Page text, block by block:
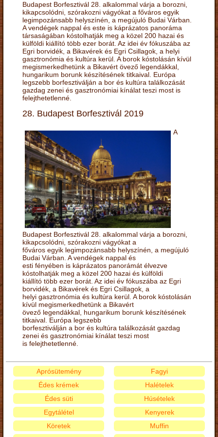
Budapest Borfesztivál 28. alkalommal várja a borozni,
kikapcsolódni, szórakozni vágyókat a főváros egyik
legimpozánsabb helyszínén, a megújuló Budai Várban.
A vendégek nappal és este is káprázatos panoráma
társaságában kóstolhatják meg a közel 200 hazai és
külföldi kiállító több ezer borát. Az idei év fókuszába az
Egri borvidék, a Bikavérek és Egri Csillagok, a helyi
gasztronómia és kultúra kerül. A borok kóstolásán kívül
megismerkedhetünk a Bikavért övező legendákkal,
hungarikum borunk készítésének titkaival. Európa
legszebb borfesztiválján a bor és kultúra találkozását
gazdag zenei és gasztronómiai kínálat teszi most is
felejthetetlenné.
28. Budapest Borfesztivál 2019
A
Budapest Borfesztivál 28. alkalommal várja a borozni,
kikapcsolódni, szórakozni vágyókat a
főváros egyik legimpozánsabb helyszínén, a megújuló
Budai Várban. A vendégek nappal és
esti fényében is káprázatos panorámát élvezve
kóstolhatják meg a közel 200 hazai és külföldi
kiállító több ezer borát. Az idei év fókuszába az Egri
borvidék, a Bikavérek és Egri Csillagok, a
helyi gasztronómia és kultúra kerül. A borok kóstolásán
kívül megismerkedhetünk a Bikavért
övező legendákkal, hungarikum borunk készítésének
titkaival. Európa legszebb
borfesztiválján a bor és kultúra találkozását gazdag
zenei és gasztronómiai kínálat teszi most
is felejthetetlenné.
Aprósütemény
Édes krémek
Édes süti
Egytálétel
Fagyi
Halételek
Húsételek
Kenyerek
Köretek
Muffin